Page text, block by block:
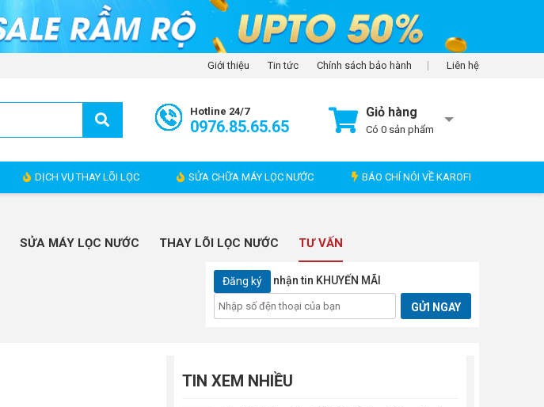
Giới thiệu Tin tức Chính sách bảo hành Liên hệ
Hotline 24/7
0976.85.65.65
Giỏ hàng
Có 0 sản phẩm
DỊCH VỤ THAY LÕI LỌC SỬA CHỮA MÁY LỌC NƯỚC BÁO CHÍ NÓI VỀ KAROFI
SỬA MÁY LỌC NƯỚC THAY LÕI LỌC NƯỚC TƯ VẤN
Đăng ký nhận tin KHUYẾN MÃI
GỬI NGAY
TIN XEM NHIỀU